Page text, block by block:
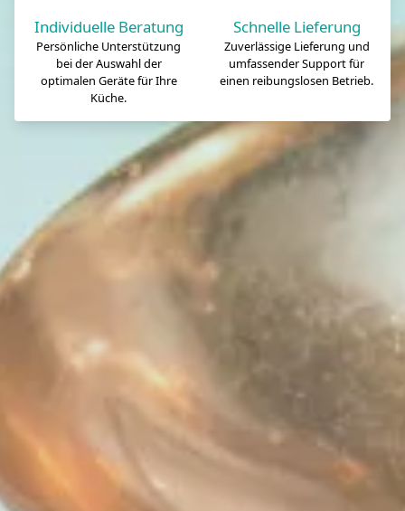
Individuelle Beratung
Persönliche Unterstützung
bei der Auswahl der
optimalen Geräte für Ihre
Küche.
Schnelle Lieferung
Zuverlässige Lieferung und
umfassender Support für
einen reibungslosen Betrieb.